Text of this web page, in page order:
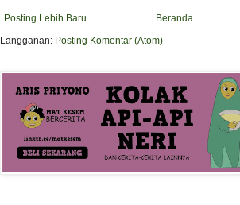
Posting Lebih Baru
Beranda
Langganan: Posting Komentar (Atom)